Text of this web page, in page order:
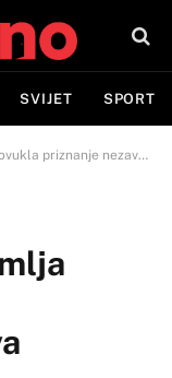
SVIJET SPORT
nezavisnosti Kosova